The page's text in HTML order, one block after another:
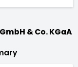
& Co. KGaA